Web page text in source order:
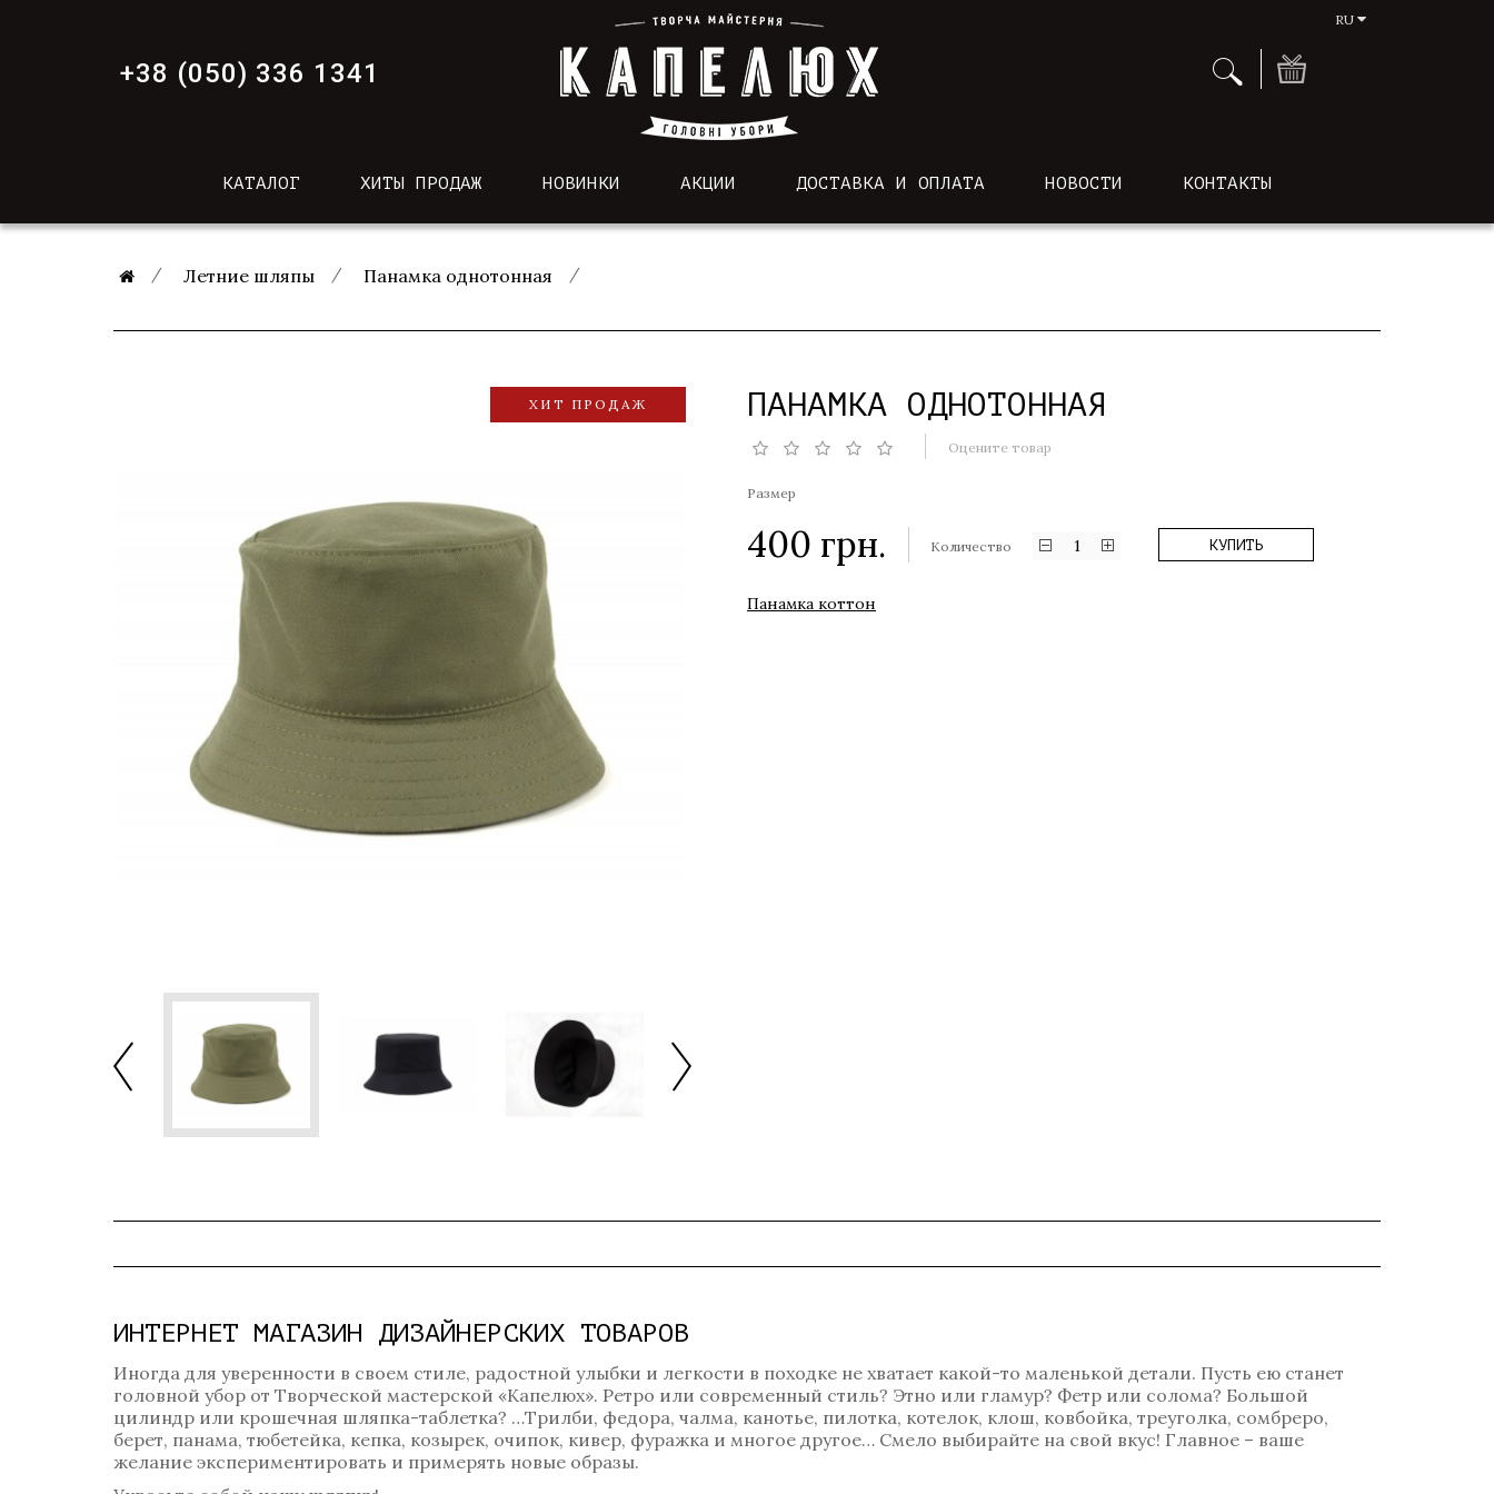
RU
+38 (050) 336 1341
КАТАЛОГ ХИТЫ ПРОДАЖ НОВИНКИ АКЦИИ ДОСТАВКА И ОПЛАТА НОВОСТИ КОНТАКТЫ
Летние шляпы Панамка однотонная
ХИТ ПРОДАЖ ПАНАМКА ОДНОТОННАЯ
Оцените товар
Размер
400 грн. Количество 1 КУПИТЬ
Панамка коттон
ИНТЕРНЕТ МАГАЗИН ДИЗАЙНЕРСКИХ ТОВАРОВ
Иногда для уверенности в своем стиле, радостной улыбки и легкости в походке не хватает какой-то маленькой детали. Пусть ею станет
головной убор от Творческой мастерской «Капелюх». Ретро или современный стиль? Этно или гламур? Фетр или солома? Большой
цилиндр или крошечная шляпка-таблетка? …Трилби, федора, чалма, канотье, пилотка, котелок, клош, ковбойка, треуголка, сомбреро,
берет, панама, тюбетейка, кепка, козырек, очипок, кивер, фуражка и многое другое… Смело выбирайте на свой вкус! Главное – ваше
желание экспериментировать и примерять новые образы.